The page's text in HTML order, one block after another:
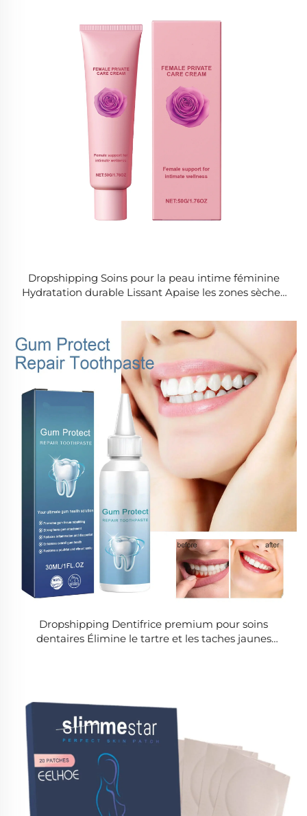
Dropshipping Soins pour la peau intime féminine
Hydratation durable Lissant Apaise les zones sèches
Dropshipping Dentifrice premium pour soins
dentaires Élimine le tartre et les taches jaunes